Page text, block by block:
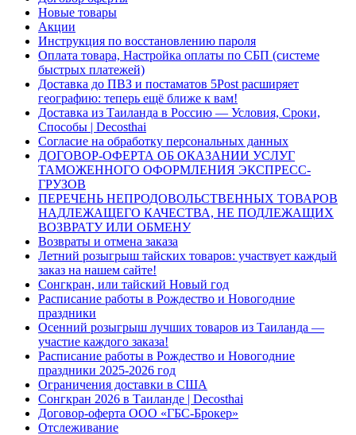
Новые товары
Акции
Инструкция по восстановлению пароля
Оплата товара, Настройка оплаты по СБП (системе
быстрых платежей)
Доставка до ПВЗ и постаматов 5Post расширяет
географию: теперь ещё ближе к вам!
Доставка из Таиланда в Россию — Условия, Сроки,
Способы | Decosthai
Согласие на обработку персональных данных
ДОГОВОР-ОФЕРТА ОБ ОКАЗАНИИ УСЛУГ
ТАМОЖЕННОГО ОФОРМЛЕНИЯ ЭКСПРЕСС-
ГРУЗОВ
ПЕРЕЧЕНЬ НЕПРОДОВОЛЬСТВЕННЫХ ТОВАРОВ
НАДЛЕЖАЩЕГО КАЧЕСТВА, НЕ ПОДЛЕЖАЩИХ
ВОЗВРАТУ ИЛИ ОБМЕНУ
Возвраты и отмена заказа
Летний розыгрыш тайских товаров: участвует каждый
заказ на нашем сайте!
Сонгкран, или тайский Новый год
Расписание работы в Рождество и Новогодние
праздники
Осенний розыгрыш лучших товаров из Таиланда —
участие каждого заказа!
Расписание работы в Рождество и Новогодние
праздники 2025-2026 год
Ограничения доставки в США
Сонгкран 2026 в Таиланде | Decosthai
Договор-оферта ООО «ГБС-Брокер»
Отслеживание